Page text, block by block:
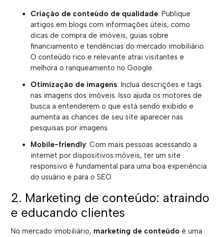
Criação de conteúdo de qualidade: Publique
artigos em blogs com informações úteis, como
dicas de compra de imóveis, guias sobre
financiamento e tendências do mercado imobiliário.
O conteúdo rico e relevante atrai visitantes e
melhora o ranqueamento no Google.
Otimização de imagens: Inclua descrições e tags
nas imagens dos imóveis. Isso ajuda os motores de
busca a entenderem o que está sendo exibido e
aumenta as chances de seu site aparecer nas
pesquisas por imagens.
Mobile-friendly: Com mais pessoas acessando a
internet por dispositivos móveis, ter um site
responsivo é fundamental para uma boa experiência
do usuário e para o SEO.
2. Marketing de conteúdo: atraindo
e educando clientes
No mercado imobiliário, marketing de conteúdo é uma